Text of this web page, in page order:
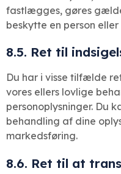
fastlægges, gøres
beskytte en person
8.5. Ret til
Du har i visse tilfælde
vores ellers lovlige
personoplysninger. Du
behandling af dine
markedsføring.
8.6. Ret til at